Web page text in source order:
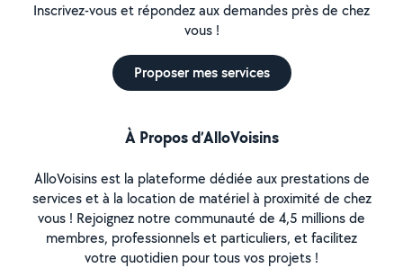
Inscrivez-vous et répondez aux demandes près de chez
vous !
Proposer mes services
À Propos d’AlloVoisins
AlloVoisins est la plateforme dédiée aux prestations de
services et à la location de matériel à proximité de chez
vous ! Rejoignez notre communauté de 4,5 millions de
membres, professionnels et particuliers, et facilitez
votre quotidien pour tous vos projets !